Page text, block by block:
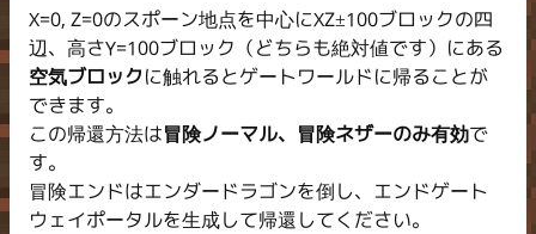
X=0, Z=0のスポーン地点を中心にXZ±100ブロックの四
辺、高さY=100ブロック（どちらも絶対値です）にある
空気ブロックに触れるとゲートワールドに帰ることが
できます。
この帰還方法は冒険ノーマル、冒険ネザーのみ有効で
す。
冒険エンドはエンダードラゴンを倒し、エンドゲート
ウェイポータルを生成して帰還してください。